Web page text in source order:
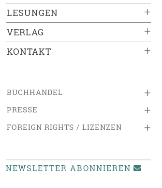
+
LESUNGEN
+
VERLAG
+
KONTAKT
+
BUCHHANDEL
+
PRESSE
+
FOREIGN RIGHTS / LIZENZEN
NEWSLETTER ABONNIEREN